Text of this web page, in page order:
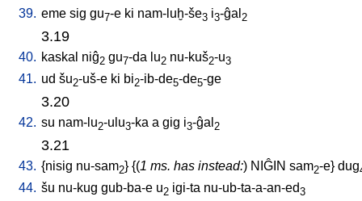
39. eme sig gu7-e ki nam-luḫ-še3 i3-ĝal 2
3.19
40. kaskal niĝ2 gu7-da lu2 nu-kuš2-u3
41. ud šu2-uš-e ki bi2-ib-de5-de5-ge
3.20
42. su nam-lu2-ulu3-ka a gig i3-ĝal 2
3.21
43. {nisig nu-sam2} {(1 ms. has instead:) NIĜIN sam2-e} dug
44. šu nu-kug gub-ba-e u2 igi-ta nu-ub-ta-a-an-ed3